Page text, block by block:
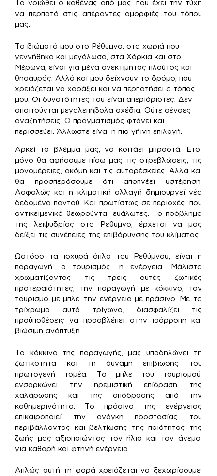
Το νοιώθει ο καθένας από μας, που έχει την τύχη
να περπατά στις απέραντες ομορφιές του τόπου
μας.
Τα βιώματά μου στο Ρέθυμνο, στα χωριά που
γεννήθηκα και μεγάλωσα, στα Χάρκια και στο
Μέρωνα, είναι για μένα ανεκτίμητος πλούτος και
θησαυρός. Αλλά και μου δείχνουν το δρόμο, που
χρειάζεται να χαράξει και να περπατήσει ο τόπος
μου. Οι δυνατότητες του είναι απεριόριστες. Δεν
απαιτούνται μεγαλεπήβολα σχέδια. Ούτε αέναες
αναζητήσεις. Ο πραγματισμός φτάνει και
περισσεύει. Άλλωστε είναι η πιο γήινη επιλογή.
Αρκεί το βλέμμα μας, να κοιτάει μπροστά. Έτσι
μόνο θα αφήσουμε πίσω μας τις στρεβλώσεις, τις
μονομέρειες, ακόμη και τις αυταρέσκειες. Αλλά και
θα προσπεράσουμε ότι αποπνέει υστέρηση.
Ασφαλώς και η κλιματική αλλαγή δημιουργεί νέα
δεδομένα παντού. Και πρωτίστως σε περιοχές, που
αντικειμενικά θεωρούνται ευάλωτες. Το πρόβλημα
της λειψυδρίας στο Ρέθυμνο, έρχεται να μας
δείξει τις συνέπειες της επιβάρυνσης του κλίματος.
Ωστόσο τα ισχυρά όπλα του Ρεθύμνου, είναι η
παραγωγή, ο τουρισμός, η ενέργεια. Μάλιστα
χρωματίζοντας τις τρεις αυτές ζωτικές
προτεραιότητες, την παραγωγή με κόκκινο, τον
τουρισμό με μπλε, την ενέργεια με πράσινο. Με το
τρίχρωμο αυτό τρίγωνο, διασφαλίζει τις
προϋποθέσεις να προσβλέπει στην ισόρροπη και
βιώσιμη ανάπτυξη.
Το κόκκινο της παραγωγής, μας υποδηλώνει τη
ζωτικότητα και τη δύναμη επιβίωσης του
πρωτογενή τομέα. Το μπλε του τουρισμού,
ενσαρκώνει την ηρεμιστική επίδραση της
χαλάρωσης και της απόδρασης από την
καθημερινότητα. Το πράσινο της ενέργειας
επικαιροποιεί την ανάγκη προστασίας του
περιβάλλοντος και βελτίωσης της ποιότητας της
ζωής μας αξιοποιώντας τον ήλιο και τον άνεμο,
για καθαρή και φτηνή ενέργεια.
Απλώς αυτή τη φορά χρειάζεται να ξεχωρίσουμε,